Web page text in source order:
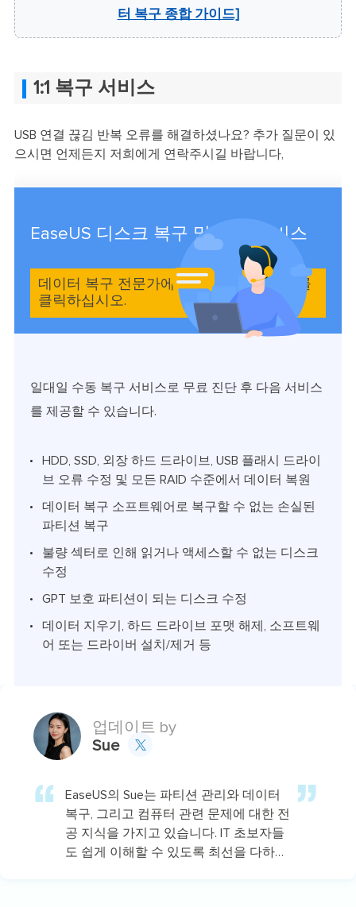
터 복구 종합 가이드]
1:1 복구 서비스
USB 연결 끊김 반복 오류를 해결하셨나요? 추가 질문이 있
으시면 언제든지 저희에게 연락주시길 바랍니다,
EaseUS 디스크 복구 및 복구 서비스
데이터 복구 전문가에게 문의하려면 여기를
클릭하십시오.
일대일 수동 복구 서비스로 무료 진단 후 다음 서비스
를 제공할 수 있습니다.
HDD, SSD, 외장 하드 드라이브, USB 플래시 드라이
브 오류 수정 및 모든 RAID 수준에서 데이터 복원
데이터 복구 소프트웨어로 복구할 수 없는 손실된
파티션 복구
불량 섹터로 인해 읽거나 액세스할 수 없는 디스크
수정
GPT 보호 파티션이 되는 디스크 수정
데이터 지우기, 하드 드라이브 포맷 해제, 소프트웨
어 또는 드라이버 설치/제거 등
업데이트 by
Sue

EaseUS의 Sue는 파티션 관리와 데이터
복구, 그리고 컴퓨터 관련 문제에 대한 전
공 지식을 가지고 있습니다. IT 초보자들
도 쉽게 이해할 수 있도록 최선을 다하고